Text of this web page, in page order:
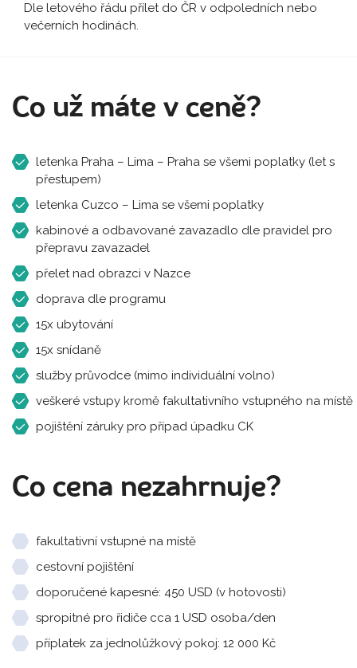
Dle letového řádu přílet do ČR v odpoledních nebo
večerních hodinách.
Co už máte v ceně?
letenka Praha – Lima – Praha se všemi poplatky (let s
přestupem)
letenka Cuzco – Lima se všemi poplatky
kabinové a odbavované zavazadlo dle pravidel pro
přepravu zavazadel
přelet nad obrazci v Nazce
doprava dle programu
15x ubytování
15x snídaně
služby průvodce (mimo individuální volno)
veškeré vstupy kromě fakultativního vstupného na místě
pojištění záruky pro případ úpadku CK
Co cena nezahrnuje?
fakultativní vstupné na místě
cestovní pojištění
doporučené kapesné: 450 USD (v hotovosti)
spropitné pro řidiče cca 1 USD osoba/den
příplatek za jednolůžkový pokoj: 12 000 Kč